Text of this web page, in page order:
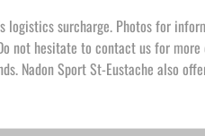
logistics surcharge. Photos for
hesitate to contact us for
Nadon Sport St-Eustache also